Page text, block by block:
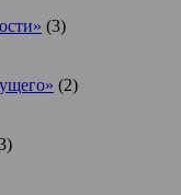
(3)
(2)